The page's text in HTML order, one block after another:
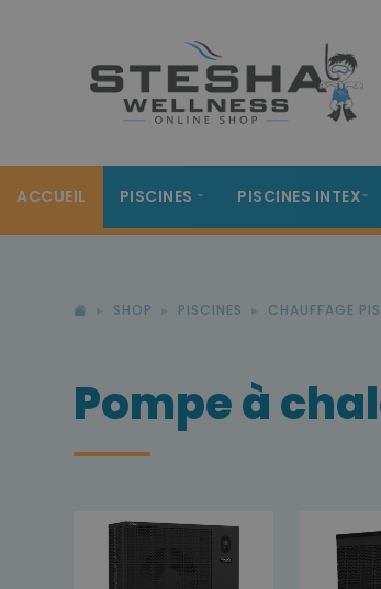
ACCUEIL PISCINES PISCINES INTEX
SHOP PISCINES CHAUFFAGE
Pompe à